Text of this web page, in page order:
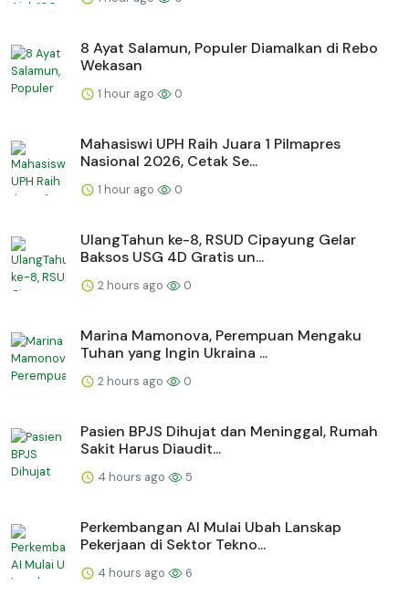
8 Ayat Salamun, Populer Diamalkan di Rebo
Wekasan
1 hour ago 0
Mahasiswi UPH Raih Juara 1 Pilmapres
Nasional 2026, Cetak Se...
1 hour ago 0
UlangTahun ke-8, RSUD Cipayung Gelar
Baksos USG 4D Gratis un...
2 hours ago 0
Marina Mamonova, Perempuan Mengaku
Tuhan yang Ingin Ukraina ...
2 hours ago 0
Pasien BPJS Dihujat dan Meninggal, Rumah
Sakit Harus Diaudit...
4 hours ago 5
Perkembangan AI Mulai Ubah Lanskap
Pekerjaan di Sektor Tekno...
4 hours ago 6